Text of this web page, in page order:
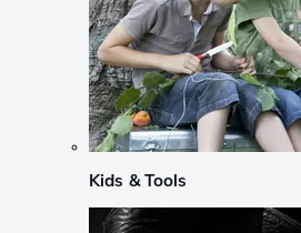
Kids & Tools